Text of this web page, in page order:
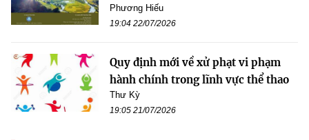
Phương Hiếu
19:04 22/07/2026
Quy định mới về xử phạt vi phạm
hành chính trong lĩnh vực thể thao
Thư Kỳ
19:05 21/07/2026